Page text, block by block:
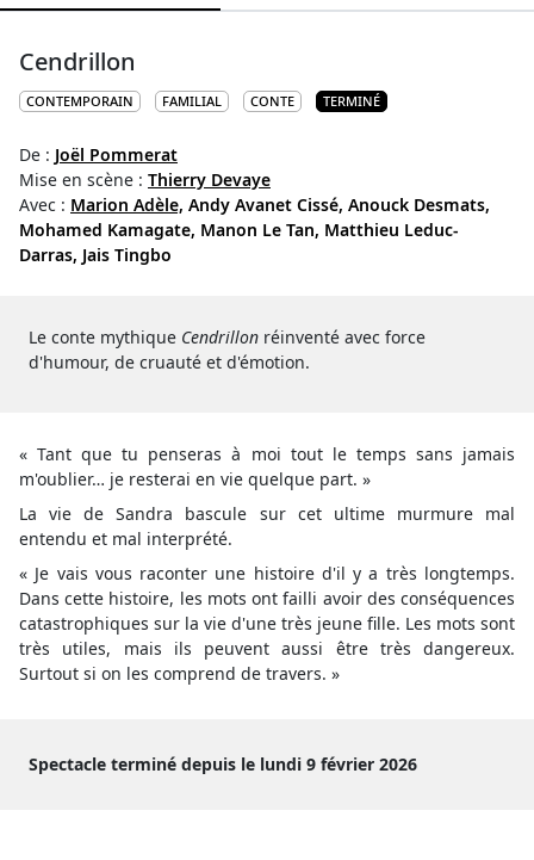
Cendrillon
CONTEMPORAIN FAMILIAL CONTE TERMINÉ
De : Joël Pommerat
Mise en scène : Thierry Devaye
Avec : Marion Adèle, Andy Avanet Cissé, Anouck Desmats,
Mohamed Kamagate, Manon Le Tan, Matthieu Leduc-
Darras, Jais Tingbo
Le conte mythique Cendrillon réinventé avec force
d'humour, de cruauté et d'émotion.
« Tant que tu penseras à moi tout le temps sans jamais
m'oublier… je resterai en vie quelque part. »
La vie de Sandra bascule sur cet ultime murmure mal
entendu et mal interprété.
« Je vais vous raconter une histoire d'il y a très longtemps.
Dans cette histoire, les mots ont failli avoir des conséquences
catastrophiques sur la vie d'une très jeune fille. Les mots sont
très utiles, mais ils peuvent aussi être très dangereux.
Surtout si on les comprend de travers. »
Spectacle terminé depuis le lundi 9 février 2026